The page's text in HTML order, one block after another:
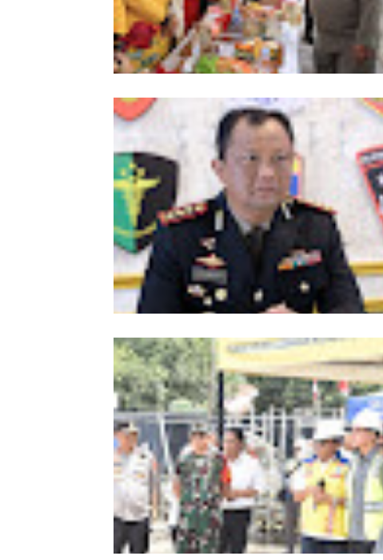
Meriahkan HUT Ke-81 Kemerdekaan RI,
Polda Aceh Gelar Lomba Memasak Nasi
Goreng dan Aneka Minuman
Kombes Andi Kirana Diperiksa Mabes
Polri, Kapolda Tunjuk Kabid TIK sebagai
Pelaksana Tugas Kapolresta Banda Aceh